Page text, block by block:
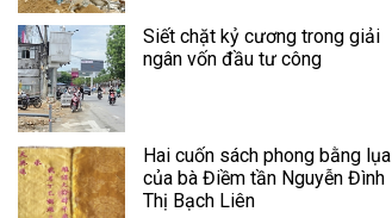
Siết chặt kỷ cương trong giải
ngân vốn đầu tư công
Hai cuốn sách phong bằng lụa
của bà Điềm tần Nguyễn Đình
Thị Bạch Liên